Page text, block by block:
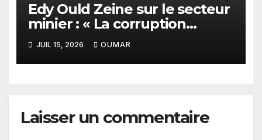
Edy Ould Zeine sur le secteur
minier : « La corruption
n’existe pas en Mauritanie »
JUIL 15, 2026 OUMAR
Laisser un commentaire